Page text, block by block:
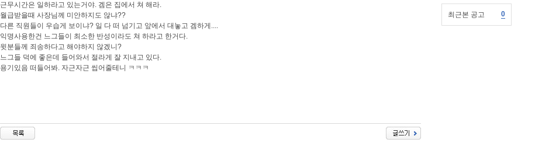
최근본 공고 0
근무시간은 일하라고 있는거야. 겜은 집에서 쳐 해라.
월급받을때 사장님께 미안하지도 않냐??
다른 직원들이 우습게 보이냐? 일 다 떠 넘기고 앞에서 대놓고 겜하게....
익명사용한건 느그들이 최소한 반성이라도 쳐 하라고 한거다.
윗분들께 죄송하다고 해야하지 않겠니?
느그들 덕에 좋은데 들어와서 절라게 잘 지내고 있다.
용기있음 떠들어봐. 자근자근 씹어줄테니 ㅋㅋㅋ